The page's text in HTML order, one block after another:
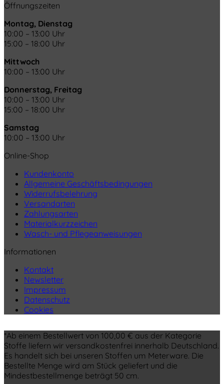
Öffnungszeiten
Montag, Dienstag
10:00 – 13:00 Uhr
15:00 – 18:00 Uhr
Mittwoch
10:00 – 13:00 Uhr
Donnerstag, Freitag
10:00 – 13:00 Uhr
15:00 – 18:00 Uhr
Samstag
10:00 – 13:00 Uhr
Online-Shop
Kundenkonto
Allgemeine Geschäftsbedingungen
Widerrufsbelehrung
Versandarten
Zahlungsarten
Materialkurzzeichen
Wasch- und Pflegeanweisungen
Informationen
Kontakt
Newsletter
Impressum
Datenschutz
Cookies
*Ab einem Bestellwert von 100,00 € aus der Kategorie
Stoffe liefern wir versandkostenfrei innerhalb Deutschland.
Es handelt sich bei unseren Stoffen um Meterware. Die
Bestellte Menge wird am Stück geliefert und die
Mindestbestellmenge beträgt 50 cm.